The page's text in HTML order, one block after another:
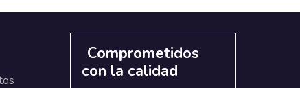
Comprometidos
con la calidad